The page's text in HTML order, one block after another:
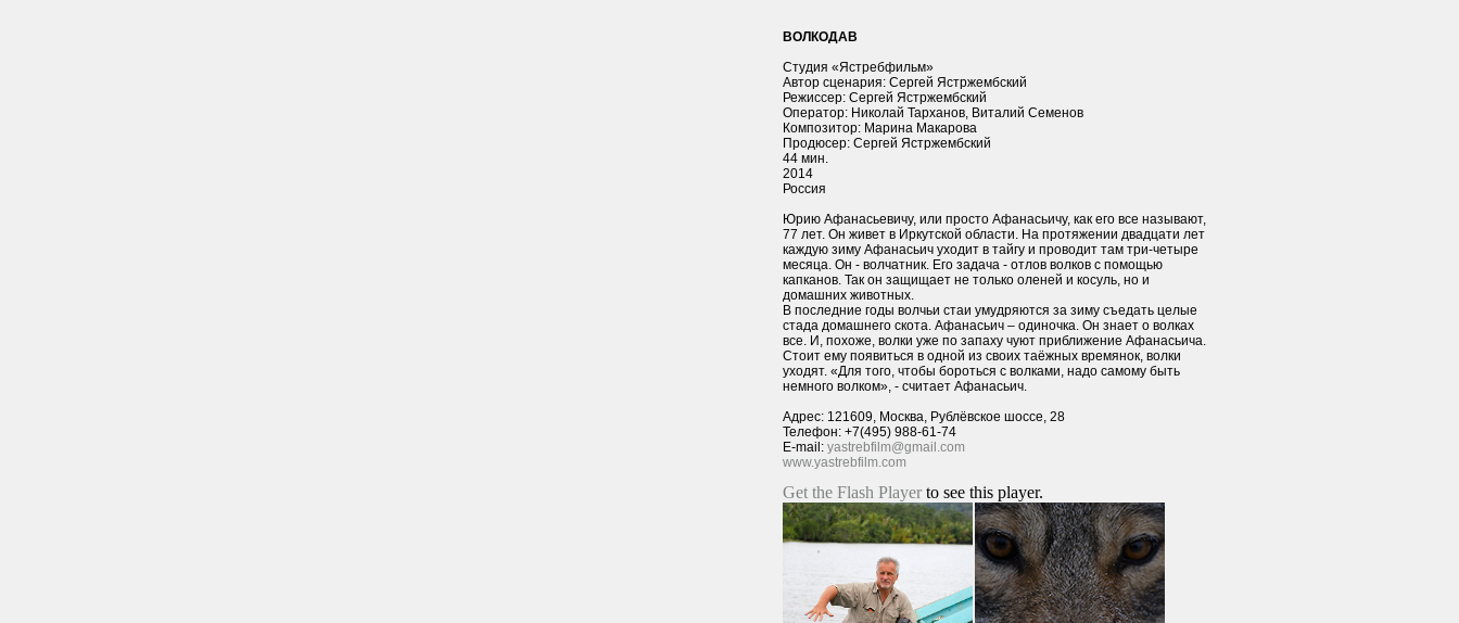
ВОЛКОДАВ
Студия «Ястребфильм»
Автор сценария: Сергей Ястржембский
Режиссер: Сергей Ястржембский
Оператор: Николай Тарханов, Виталий Семенов
Композитор: Марина Макарова
Продюсер: Сергей Ястржембский
44 мин.
2014
Россия
Юрию Афанасьевичу, или просто Афанасьичу, как его все называют,
77 лет. Он живет в Иркутской области. На протяжении двадцати лет
каждую зиму Афанасьич уходит в тайгу и проводит там три-четыре
месяца. Он - волчатник. Его задача - отлов волков с помощью
капканов. Так он защищает не только оленей и косуль, но и
домашних животных.
В последние годы волчьи стаи умудряются за зиму съедать целые
стада домашнего скота. Афанасьич – одиночка. Он знает о волках
все. И, похоже, волки уже по запаху чуют приближение Афанасьича.
Стоит ему появиться в одной из своих таёжных времянок, волки
уходят. «Для того, чтобы бороться с волками, надо самому быть
немного волком», - считает Афанасьич.
Адрес: 121609, Москва, Рублёвское шоссе, 28
Телефон: +7(495) 988-61-74
E-mail: yastrebfilm@gmail.com
www.yastrebfilm.com
Get the Flash Player to see this player.